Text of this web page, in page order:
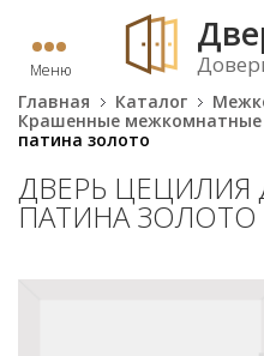
Меню
Главная Каталог
Крашенные межкомнатные
патина золото
ДВЕРЬ ЦЕЦИЛИЯ
ПАТИНА ЗОЛОТО